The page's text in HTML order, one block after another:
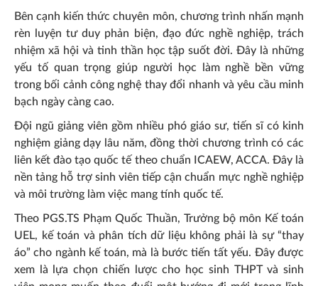
Bên cạnh kiến thức chuyên môn, chương trình nhấn mạnh
rèn luyện tư duy phản biện, đạo đức nghề nghiệp, trách
nhiệm xã hội và tinh thần học tập suốt đời. Đây là những
yếu tố quan trọng giúp người học làm nghề bền vững
trong bối cảnh công nghệ thay đổi nhanh và yêu cầu minh
bạch ngày càng cao.
Đội ngũ giảng viên gồm nhiều phó giáo sư, tiến sĩ có kinh
nghiệm giảng dạy lâu năm, đồng thời chương trình có các
liên kết đào tạo quốc tế theo chuẩn ICAEW, ACCA. Đây là
nền tảng hỗ trợ sinh viên tiếp cận chuẩn mực nghề nghiệp
và môi trường làm việc mang tính quốc tế.
Theo PGS.TS Phạm Quốc Thuần, Trưởng bộ môn Kế toán
UEL, kế toán và phân tích dữ liệu không phải là sự “thay
áo” cho ngành kế toán, mà là bước tiến tất yếu. Đây được
xem là lựa chọn chiến lược cho học sinh THPT và sinh